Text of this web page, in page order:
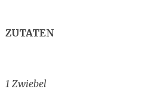
ZUTATEN
1 Zwiebel